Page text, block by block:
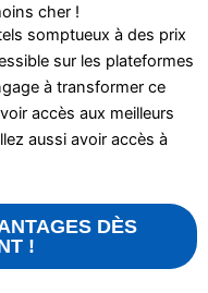
cher !
somptueux à des prix
sur les plateformes
à transformer ce
accès aux meilleurs
aussi avoir accès à
DÈS
!